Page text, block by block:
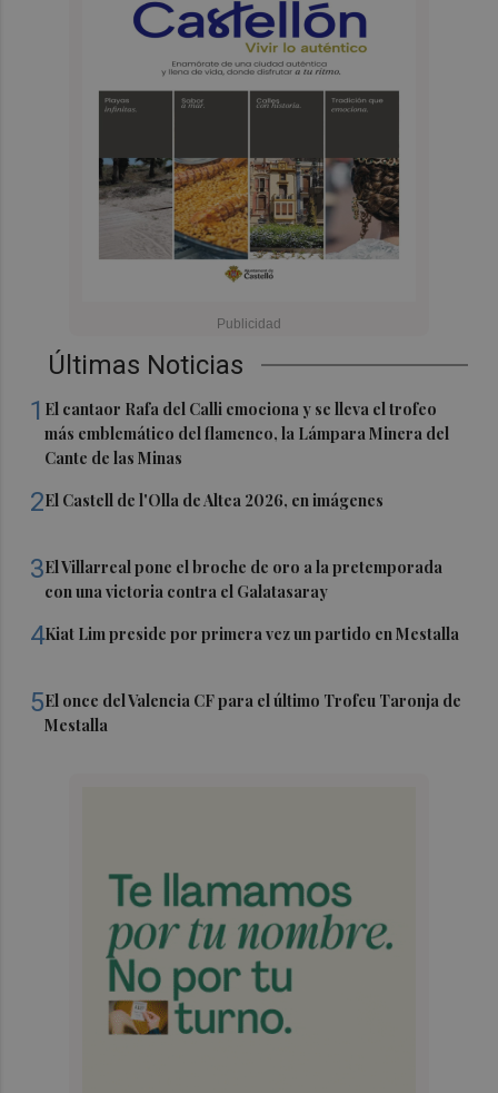
Últimas Noticias
1 El cantaor Rafa del Calli emociona y se lleva el trofeo
más emblemático del flamenco, la Lámpara Minera del
Cante de las Minas
2El Castell de l'Olla de Altea 2026, en imágenes
3El Villarreal pone el broche de oro a la pretemporada
con una victoria contra el Galatasaray
4Kiat Lim preside por primera vez un partido en Mestalla
5El once del Valencia CF para el último Trofeu Taronja de
Mestalla